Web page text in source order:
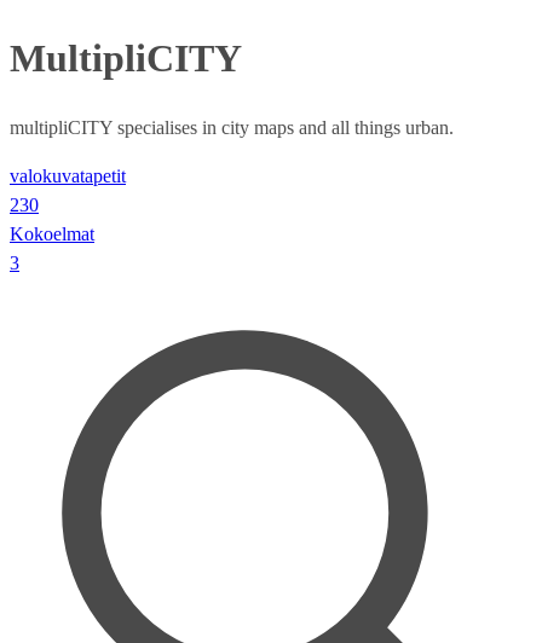
MultipliCITY
multipliCITY specialises in city maps and all things urban.
valokuvatapetit
230
Kokoelmat
3